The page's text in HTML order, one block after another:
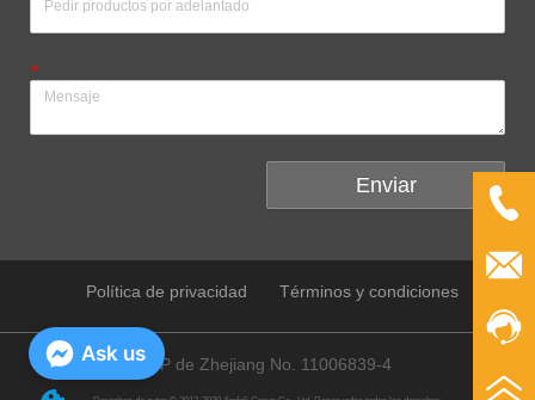
*
Enviar
Política de privacidad Términos y condiciones
ICP de Zhejiang No. 11006839-4
Ask us